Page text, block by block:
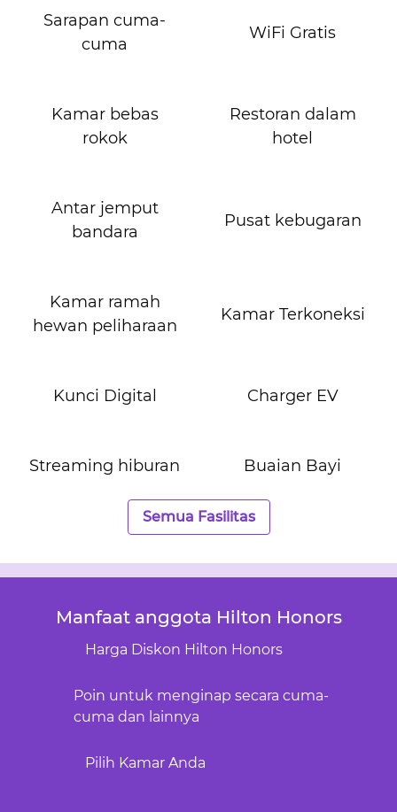
Sarapan cuma-
cuma
WiFi Gratis
Kamar bebas
rokok
Restoran dalam
hotel
Antar jemput
bandara
Pusat kebugaran
Kamar ramah
hewan peliharaan
Kamar Terkoneksi
Kunci Digital Charger EV
Streaming hiburan Buaian Bayi
Semua Fasilitas
Manfaat anggota Hilton Honors
Harga Diskon Hilton Honors
Poin untuk menginap secara cuma-
cuma dan lainnya
Pilih Kamar Anda